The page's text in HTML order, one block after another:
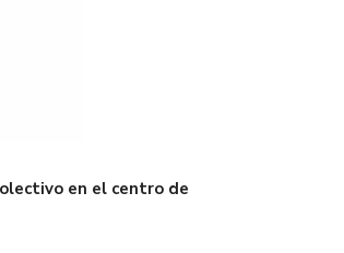
en el centro de